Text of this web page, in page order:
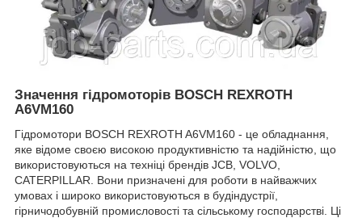
Значення гідромоторів BOSCH REXROTH
A6VM160
Гідромотори BOSCH REXROTH A6VM160 - це обладнання,
яке відоме своєю високою продуктивністю та надійністю, що
використовуються на техніці брендів JCB, VOLVO,
CATERPILLAR. Вони призначені для роботи в найважчих
умовах і широко використовуються в будіндустрії,
гірничодобувній промисловості та сільському господарстві. Ці